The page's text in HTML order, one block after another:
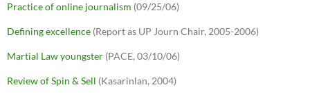
Practice of online journalism (09/25/06)
Defining excellence (Report as UP Journ Chair, 2005-2006)
Martial Law youngster (PACE, 03/10/06)
Review of Spin & Sell (Kasarinlan, 2004)